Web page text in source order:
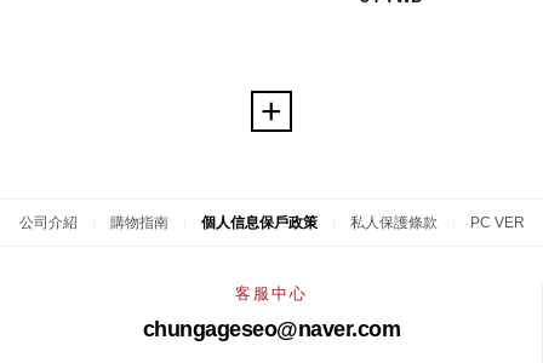
公司介紹 購物指南 個人信息保戶政策 私人保護條款 PC VER
客服中心
chungageseo@naver.com